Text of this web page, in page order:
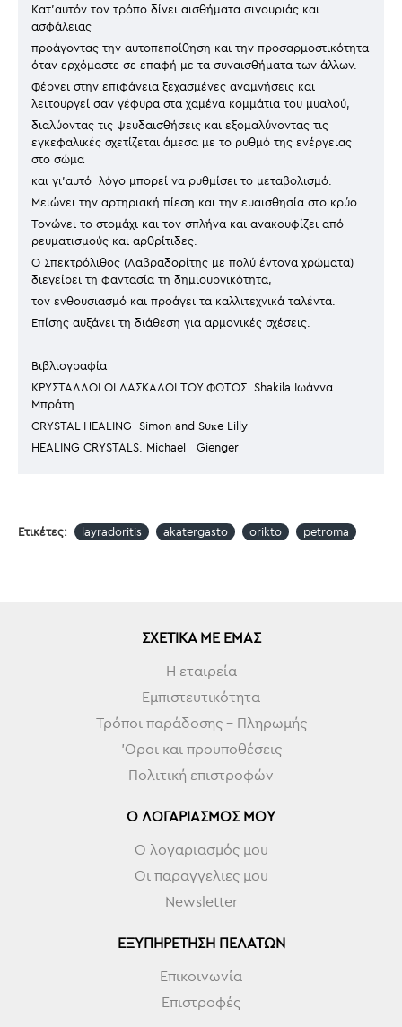
Κατ'αυτόν τον τρόπο δίνει αισθήματα σιγουριάς και
ασφάλειας
προάγοντας την αυτοπεποίθηση και την προσαρμοστικότητα
όταν ερχόμαστε σε επαφή με τα συναισθήματα των άλλων.
Φέρνει στην επιφάνεια ξεχασμένες αναμνήσεις και
λειτουργεί σαν γέφυρα στα χαμένα κομμάτια του μυαλού,
διαλύοντας τις ψευδαισθήσεις και εξομαλύνοντας τις
εγκεφαλικές σχετίζεται άμεσα με το ρυθμό της ενέργειας
στο σώμα
και γι'αυτό λόγο μπορεί να ρυθμίσει το μεταβολισμό.
Μειώνει την αρτηριακή πίεση και την ευαισθησία στο κρύο.
Τονώνει το στομάχι και τον σπλήνα και ανακουφίζει από
ρευματισμούς και αρθρίτιδες.
Ο Σπεκτρόλιθος (Λαβραδορίτης με πολύ έντονα χρώματα)
διεγείρει τη φαντασία τη δημιουργικότητα,
τον ενθουσιασμό και προάγει τα καλλιτεχνικά ταλέντα.
Επίσης αυξάνει τη διάθεση για αρμονικές σχέσεις.
Βιβλιογραφία
ΚΡΥΣΤΑΛΛΟΙ ΟΙ ΔΆΣΚΑΛΟΙ ΤΟΥ ΦΩΤΟΣ Shakila Ιωάννα
Μπράτη
CRYSTAL HEALING Simon and Suĸe Lilly
HEALING CRYSTALS. Michael Gienger
Ετικέτες: layradoritis akatergasto orikto petroma
ΣΧΕΤΙΚΆ ΜΕ ΕΜΆΣ
Η εταιρεία
Εμπιστευτικότητα
Τρόποι παράδοσης - Πληρωμής
'Οροι και προυποθέσεις
Πολιτική επιστροφών
Ο ΛΟΓΑΡΙΑΣΜΌΣ ΜΟΥ
Ο λογαριασμός μου
Οι παραγγελιες μου
Newsletter
ΕΞΥΠΗΡΈΤΗΣΗ ΠΕΛΑΤΏΝ
Επικοινωνία
Επιστροφές